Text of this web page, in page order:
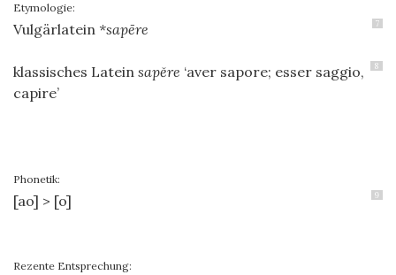
Etymologie:
7
Vulgärlatein *sapēre
8
klassisches Latein sapĕre ‘aver sapore; esser saggio,
capire’
Phonetik:
9
[ao] > [o]
Rezente Entsprechung: